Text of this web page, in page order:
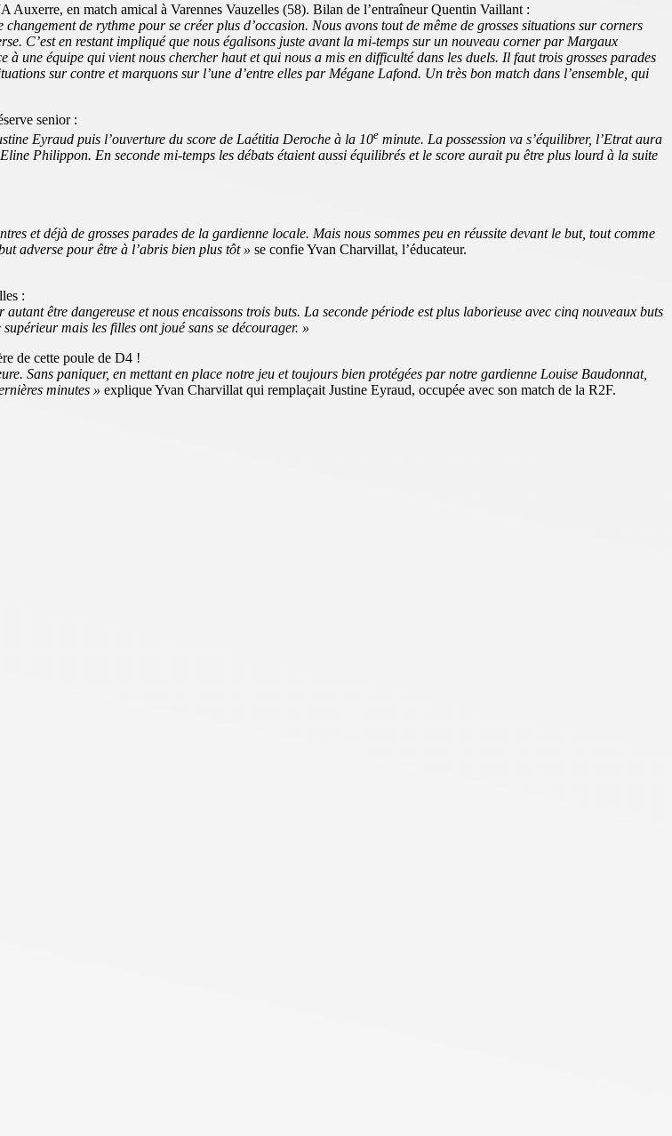
Auxerre, en match amical à Varennes Vauzelles (58). Bilan de l’entraîneur Quentin Vaillant :
de rythme pour se créer plus d’occasion. Nous avons tout de même de grosses situations sur corners
C’est en restant impliqué que nous égalisons juste avant la mi-temps sur un nouveau corner par Margaux
une équipe qui vient nous chercher haut et qui nous a mis en difficulté dans les duels. Il faut trois grosses parades
sur contre et marquons sur l’une d’entre elles par Mégane Lafond. Un très bon match dans l’ensemble, qui
senior :
Eyraud puis l’ouverture du score de Laétitia Deroche à la 10e minute. La possession va s’équilibrer, l’Etrat aura
Philippon. En seconde mi-temps les débats étaient aussi équilibrés et le score aurait pu être plus lourd à la suite
et déjà de grosses parades de la gardienne locale. Mais nous sommes peu en réussite devant le but, tout comme
adverse pour être à l’abris bien plus tôt » se confie Yvan Charvillat, l’éducateur.
:
être dangereuse et nous encaissons trois buts. La seconde période est plus laborieuse avec cinq nouveaux buts
mais les filles ont joué sans se décourager. »
de cette poule de D4 !
Sans paniquer, en mettant en place notre jeu et toujours bien protégées par notre gardienne Louise Baudonnat,
minutes » explique Yvan Charvillat qui remplaçait Justine Eyraud, occupée avec son match de la R2F.